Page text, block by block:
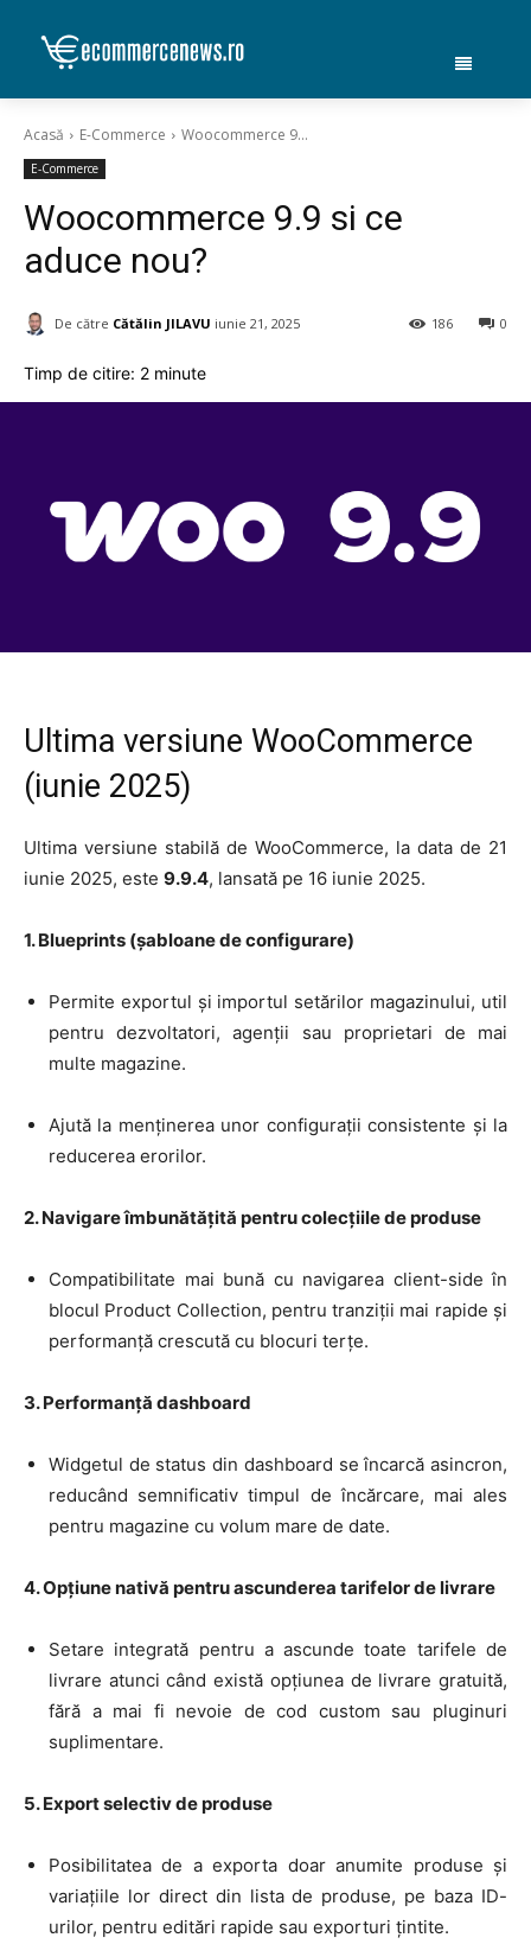
Acasă E-Commerce Woocommerce 9...
E-Commerce
Woocommerce 9.9 si ce
aduce nou?
De către Cătălin JILAVU iunie 21, 2025 0
186
Timp de citire: 2 minute
Ultima versiune WooCommerce
(iunie 2025)
Ultima versiune stabilă de WooCommerce, la data de 21
iunie 2025, este 9.9.4, lansată pe 16 iunie 2025.
1. Blueprints (șabloane de configurare)
Permite exportul și importul setărilor magazinului, util
pentru dezvoltatori, agenții sau proprietari de mai
multe magazine.
Ajută la menținerea unor configurații consistente și la
reducerea erorilor.
2. Navigare îmbunătățită pentru colecțiile de produse
Compatibilitate mai bună cu navigarea client-side în
blocul Product Collection, pentru tranziții mai rapide și
performanță crescută cu blocuri terțe.
3. Performanță dashboard
Widgetul de status din dashboard se încarcă asincron,
reducând semnificativ timpul de încărcare, mai ales
pentru magazine cu volum mare de date.
4. Opțiune nativă pentru ascunderea tarifelor de livrare
Setare integrată pentru a ascunde toate tarifele de
livrare atunci când există opțiunea de livrare gratuită,
fără a mai fi nevoie de cod custom sau pluginuri
suplimentare.
5. Export selectiv de produse
Posibilitatea de a exporta doar anumite produse și
variațiile lor direct din lista de produse, pe baza ID-
urilor, pentru editări rapide sau exporturi țintite.